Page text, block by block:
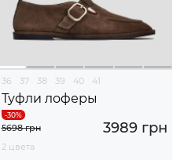
36 37 38 39 40 41
Туфли лоферы
3989 грн
5698 грн
2 цвета